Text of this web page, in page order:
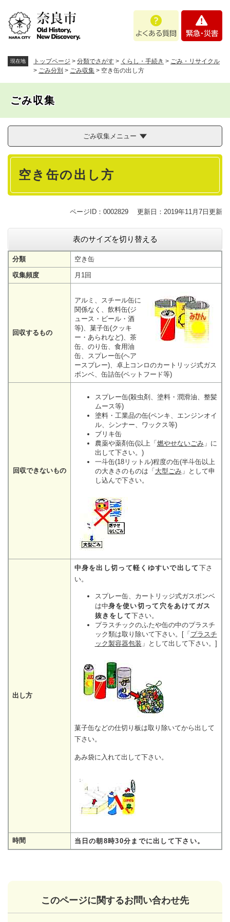
あ
問
・
現在地 トップページ > 分類でさがす > くらし・手続き > ごみ・リサイクル
> ごみ分別 > ごみ収集 > 空き缶の出し方
ごみ収集
ごみ収集メニュー
本
空き缶の出し方
ページID：0002829 更新日：2019年11月7日更新
表のサイズを切り替える
分類 空き缶
収集頻度 月1回
回収するもの
アルミ、スチール缶に
関係なく、飲料缶(ジ
ュース・ビール・酒
等)、菓子缶(クッキ
ー・あられなど)、茶
缶、のり缶、食用油
缶、スプレー缶(ヘア
ースプレー)、卓上コンロのカートリッジ式ガス
ボンベ、缶詰缶(ペットフード等)
回収できないもの
スプレー缶(殺虫剤、塗料・潤滑油、整髪
ムース等)
塗料・工業品の缶(ペンキ、エンジンオイ
ル、シンナー、ワックス等)
ブリキ缶
農薬や薬剤缶(以上「燃やせないごみ」に
出して下さい。)
一斗缶(18リットル)程度の缶(半斗缶以上
の大きさのものは「大型ごみ」として申
し込んで下さい。
出し方
中身を出し切って軽くゆすいで出して 下さ
い。
スプレー缶、カートリッジ式ガスボンベ
は中身を使い切って穴をあけてガス
抜きをして下さい。
プラスチックのふたや缶の中のプラスチ
ック類は取り除いて下さい。[「プラスチ
ック製容器包装 」として出して下さい。]
菓子缶などの仕切り板は取り除いてから出して
下さい。
あみ袋に入れて出して下さい。
時間 当日の朝8時30分までに出して下さい。
このページに関するお問い合わせ先